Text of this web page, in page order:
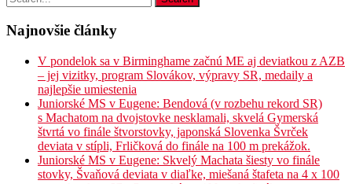
Najnovšie články
V pondelok sa v Birminghame začnú ME aj deviatkou z AZB
– jej vizitky, program Slovákov, výpravy SR, medaily a
najlepšie umiestenia
Juniorské MS v Eugene: Bendová (v rozbehu rekord SR)
s Machatom na dvojstovke nesklamali, skvelá Gymerská
štvrtá vo finále štvorstovky, japonská Slovenka Švrček
deviata v stípli, Frličková do finále na 100 m prekážok.
Juniorské MS v Eugene: Skvelý Machata šiesty vo finále
stovky, Švaňová deviata v diaľke, miešaná štafeta na 4 x 100